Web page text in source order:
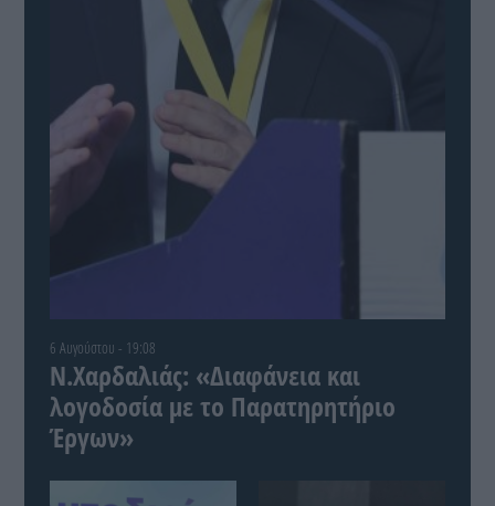
6 Αυγούστου - 19:08
Ν.Χαρδαλιάς: «Διαφάνεια και
λογοδοσία με το Παρατηρητήριο
Έργων»